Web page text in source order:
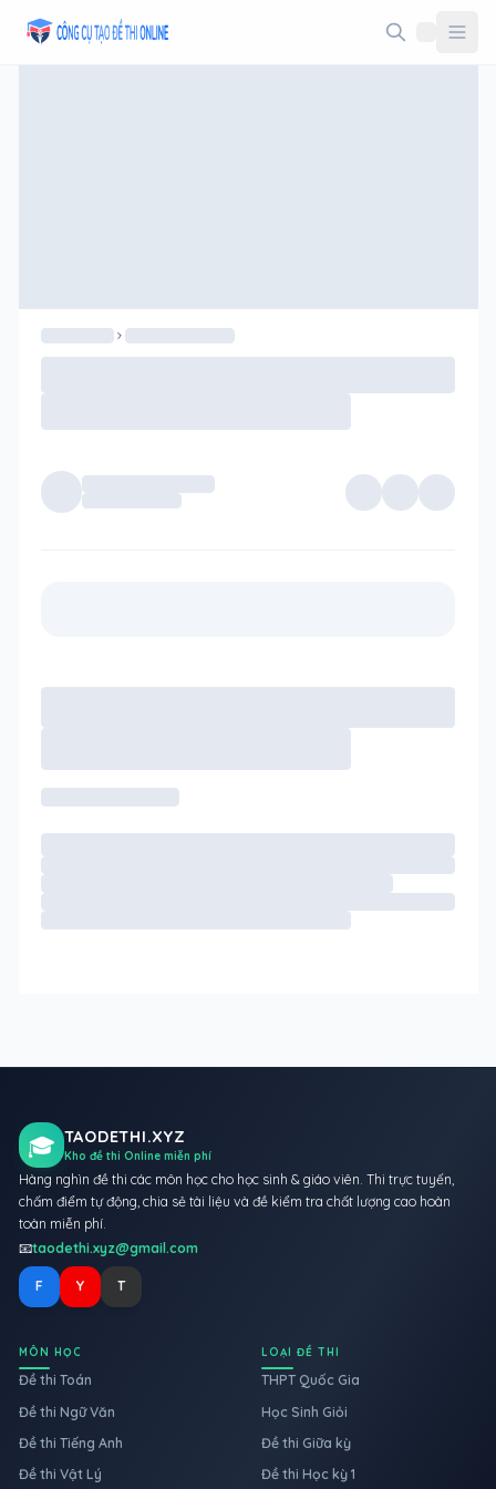
🎓 TAODETHI.XYZ
Kho đề thi Online miễn phí
Hàng nghìn đề thi các môn học cho học sinh & giáo viên. Thi trực tuyến,
chấm điểm tự động, chia sẻ tài liệu và đề kiểm tra chất lượng cao hoàn
toàn miễn phí.
📧taodethi.xyz@gmail.com
F Y T
MÔN HỌC
Đề thi Toán
Đề thi Ngữ Văn
Đề thi Tiếng Anh
Đề thi Vật Lý
LOẠI ĐỀ THI
THPT Quốc Gia
Học Sinh Giỏi
Đề thi Giữa kỳ
Đề thi Học kỳ 1